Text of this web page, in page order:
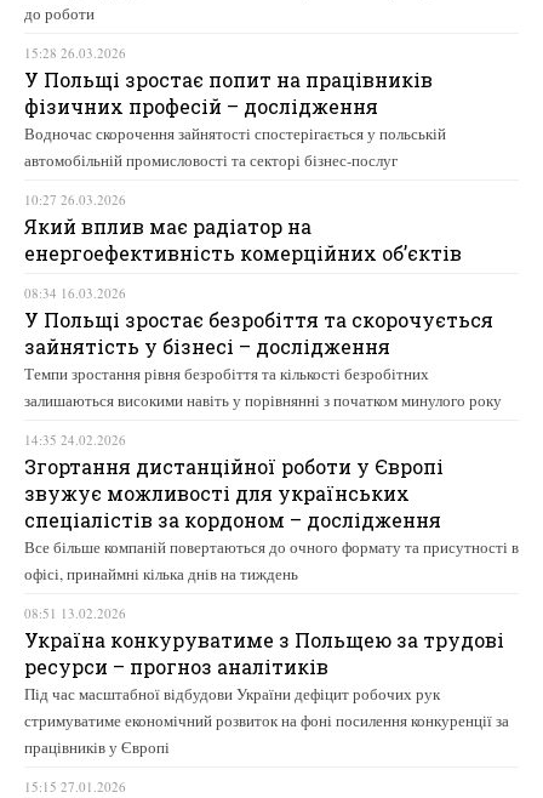
до роботи
15:28 26.03.2026
У Польщі зростає попит на працівників
фізичних професій – дослідження
Водночас скорочення зайнятості спостерігається у польській
автомобільній промисловості та секторі бізнес-послуг
10:27 26.03.2026
Який вплив має радіатор на
енергоефективність комерційних об’єктів
08:34 16.03.2026
У Польщі зростає безробіття та скорочується
зайнятість у бізнесі – дослідження
Темпи зростання рівня безробіття та кількості безробітних
залишаються високими навіть у порівнянні з початком минулого року
14:35 24.02.2026
Згортання дистанційної роботи у Європі
звужує можливості для українських
спеціалістів за кордоном – дослідження
Все більше компаній повертаються до очного формату та присутності в
офісі, принаймні кілька днів на тиждень
08:51 13.02.2026
Україна конкуруватиме з Польщею за трудові
ресурси – прогноз аналітиків
Під час масштабної відбудови України дефіцит робочих рук
стримуватиме економічний розвиток на фоні посилення конкуренції за
працівників у Європі
15:15 27.01.2026